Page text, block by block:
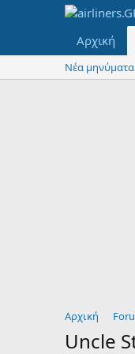
Αρχική
Νέα μηνύματα
Αρχική
Uncle